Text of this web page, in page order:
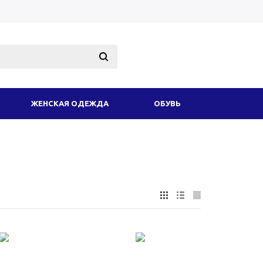
ЖЕНСКАЯ ОДЕЖДА ОБУВЬ
ЕЩЕ